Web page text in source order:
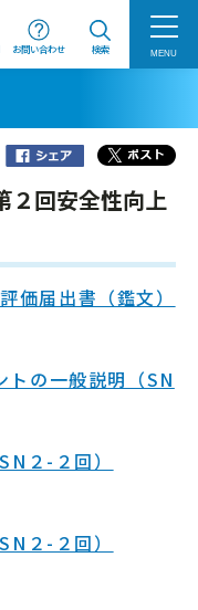
お問い合わせ 検索 MENU
回安全性向上
価届出書（鑑文）
の一般説明（SN
２-２回）
２-２回）